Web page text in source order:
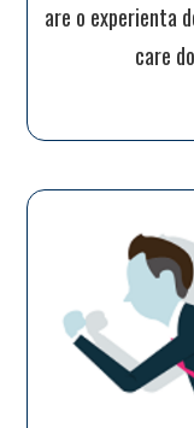
are o experienta
care